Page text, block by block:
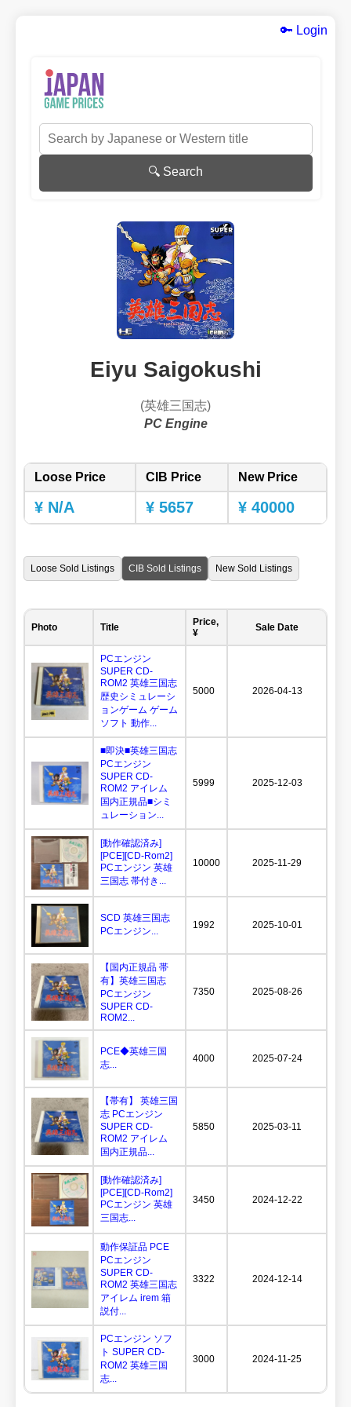
🔑 Login
🔍 Search
Eiyu Saigokushi
(英雄三国志)
PC Engine
Loose Price CIB Price New Price
¥ N/A ¥ 5657 ¥ 40000
Loose Sold Listings CIB Sold Listings New Sold Listings
Photo Title
Price,
¥
Sale Date
PCエンジン
SUPER CD-
ROM2 英雄三国志
歴史シミュレーシ
ョンゲーム ゲーム
ソフト 動作...
5000 2026-04-13
■即決■英雄三国志
PCエンジン
SUPER CD-
ROM2 アイレム
国内正規品■シミ
ュレーション...
5999 2025-12-03
[動作確認済み]
[PCE][CD-Rom2]
PCエンジン 英雄
三国志 帯付き...
10000 2025-11-29
SCD 英雄三国志
PCエンジン...
1992 2025-10-01
【国内正規品 帯
有】英雄三国志
PCエンジン
SUPER CD-
ROM2...
7350 2025-08-26
PCE◆英雄三国
志...
4000 2025-07-24
【帯有】 英雄三国
志 PCエンジン
SUPER CD-
ROM2 アイレム
国内正規品...
5850 2025-03-11
[動作確認済み]
[PCE][CD-Rom2]
PCエンジン 英雄
三国志...
3450 2024-12-22
動作保証品 PCE
PCエンジン
SUPER CD-
ROM2 英雄三国志
アイレム irem 箱
説付...
3322 2024-12-14
PCエンジン ソフ
ト SUPER CD-
ROM2 英雄三国
志...
3000 2024-11-25